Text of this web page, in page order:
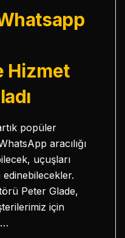
Hizmet
popüler
aracılığı
uçuşları
Peter Glade,
için